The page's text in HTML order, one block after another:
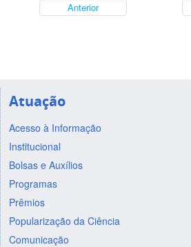
Anterior
Atuação
Acesso à Informação
Institucional
Bolsas e Auxílios
Programas
Prêmios
Popularização da Ciência
Comunicação